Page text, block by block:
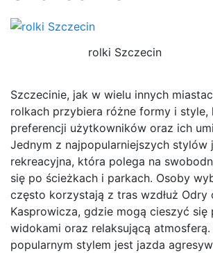
rolki Szczecin
Szczecinie, jak w wielu innych
rolkach przybiera różne formy i style,
preferencji użytkowników oraz ich
Jednym z najpopularniejszych stylów
rekreacyjna, która polega na
się po ścieżkach i parkach. Osoby
często korzystają z tras wzdłuż Odry
Kasprowicza, gdzie mogą cieszyć się
widokami oraz relaksującą atmosferą.
popularnym stylem jest jazda